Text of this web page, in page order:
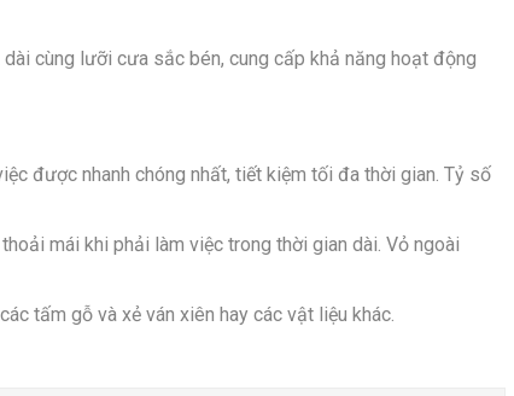
cùng lưỡi cưa sắc bén, cung cấp khả năng hoạt động
được nhanh chóng nhất, tiết kiệm tối đa thời gian. Tỷ số
mái khi phải làm việc trong thời gian dài. Vỏ ngoài
tấm gỗ và xẻ ván xiên hay các vật liệu khác.